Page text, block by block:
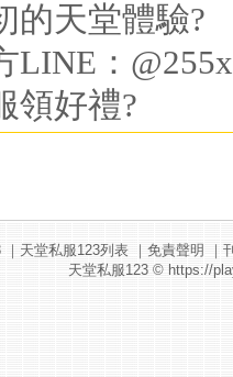
的天堂體驗?
LINE：
領好禮?
｜ 天堂私服123列表｜ 免責聲明 ｜
天堂私服123© https://